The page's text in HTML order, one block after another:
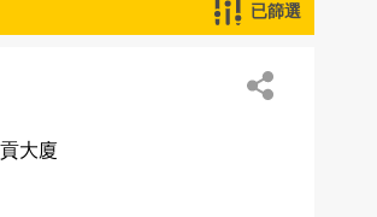
已篩選
大廈